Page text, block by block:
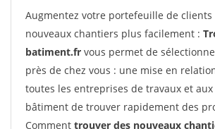
Augmentez votre portefeuille de
nouveaux chantiers plus facilement :
batiment.fr vous permet de
près de chez vous : une mise en
toutes les entreprises de travaux et
bâtiment de trouver rapidement des
Comment trouver des nouveaux